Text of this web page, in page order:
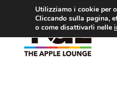
contenuto
Utilizziamo i cookie per
Cliccando sulla pagina,
o come disattivarli nelle